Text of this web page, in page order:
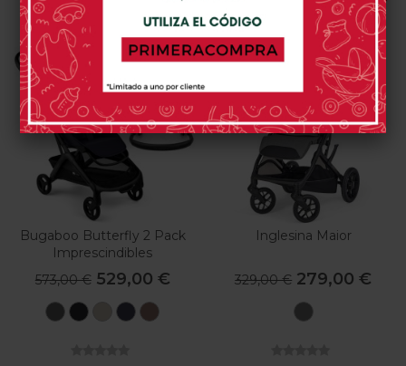
Bugaboo Butterfly 2 Pack
Imprescindibles
573,00 € 529,00 €
VerdeNegroDesert
Azul
-44,00 €
Inglesina Maior
329,00 € 279,00 €
Canyon
-50,00 €